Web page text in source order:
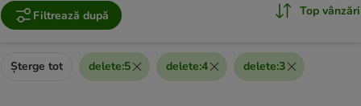
Filtrează după Top vânzări
Șterge tot delete:5 delete:4 delete:3